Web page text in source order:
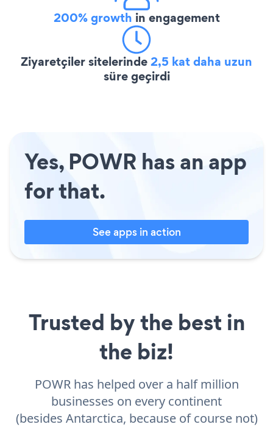
200% growth in engagement
Ziyaretçiler sitelerinde2,5 kat daha uzun
süre geçirdi
Yes, POWR has an app
for that.
See apps in action
Trusted by the best in
the biz!
POWR has helped over a half million
businesses on every continent
(besides Antarctica, because of course not)